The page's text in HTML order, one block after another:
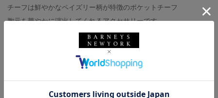
チーフは鮮やかなペイズリー柄が特徴のポケットチーフ
胸元を華やかに演出してくれるアクセサリーです。
BARNEYS NEW YORK